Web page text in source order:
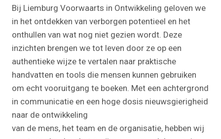
Bij Liemburg Voorwaarts in Ontwikkeling geloven we
in het ontdekken van verborgen potentieel en het
onthullen van wat nog niet gezien wordt. Deze
inzichten brengen we tot leven door ze op een
authentieke wijze te vertalen naar praktische
handvatten en tools die mensen kunnen gebruiken
om echt vooruitgang te boeken. Met een achtergrond
in communicatie en een hoge dosis nieuwsgierigheid
naar de ontwikkeling
van de mens, het team en de organisatie, hebben wij